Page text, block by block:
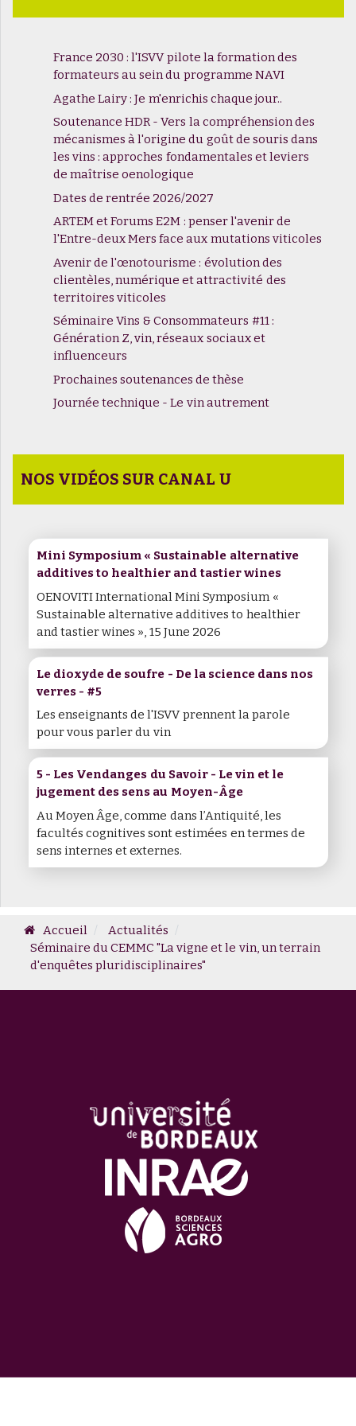
France 2030 : l'ISVV pilote la formation des
formateurs au sein du programme NAVI
Agathe Lairy : Je m'enrichis chaque jour..
Soutenance HDR - Vers la compréhension des
mécanismes à l'origine du goût de souris dans
les vins : approches fondamentales et leviers
de maîtrise oenologique
Dates de rentrée 2026/2027
ARTEM et Forums E2M : penser l'avenir de
l'Entre-deux Mers face aux mutations viticoles
Avenir de l'œnotourisme : évolution des
clientèles, numérique et attractivité des
territoires viticoles
Séminaire Vins & Consommateurs #11 :
Génération Z, vin, réseaux sociaux et
influenceurs
Prochaines soutenances de thèse
Journée technique - Le vin autrement
NOS VIDÉOS SUR CANAL U
Mini Symposium « Sustainable alternative
additives to healthier and tastier wines
OENOVITI International Mini Symposium «
Sustainable alternative additives to healthier
and tastier wines », 15 June 2026
Le dioxyde de soufre - De la science dans nos
verres - #5
Les enseignants de l'ISVV prennent la parole
pour vous parler du vin
5 - Les Vendanges du Savoir - Le vin et le
jugement des sens au Moyen-Âge
Au Moyen Âge, comme dans l’Antiquité, les
facultés cognitives sont estimées en termes de
sens internes et externes.
Accueil
Actualités
Séminaire du CEMMC "La vigne et le vin, un terrain
d'enquêtes pluridisciplinaires"